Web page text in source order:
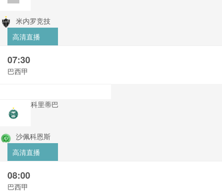
米内罗竞技
高清直播
07:30
巴西甲
科里蒂巴
沙佩科恩斯
高清直播
08:00
巴西甲